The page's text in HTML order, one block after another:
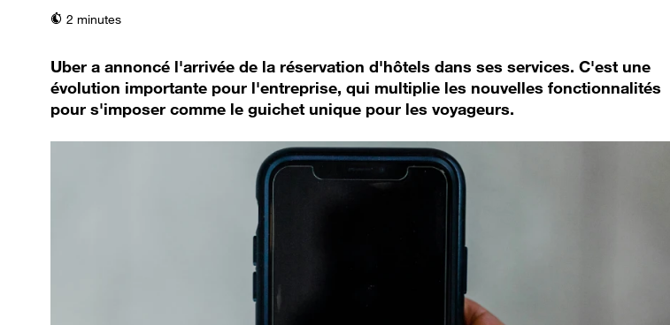
temps de lecture
2 minutes
Uber a annoncé l'arrivée de la réservation d'hôtels dans ses services. C'est une
évolution importante pour l'entreprise, qui multiplie les nouvelles fonctionnalités
pour s'imposer comme le guichet unique pour les voyageurs.